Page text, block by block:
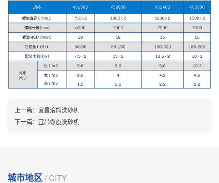
上一篇： 宜昌滚筒洗砂机
下一篇： 宜昌螺旋洗砂机
城市地区 / CITY